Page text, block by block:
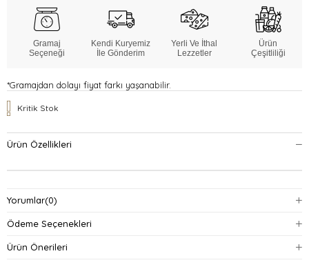
Gramaj
Seçeneği
Kendi Kuryemiz
İle Gönderim
Yerli Ve İthal
Lezzetler
Ürün
Çeşitliliği
*Gramajdan dolayı fiyat farkı yaşanabilir.
Kritik Stok
Ürün Özellikleri
Yorumlar(0)
Ödeme Seçenekleri
Ürün Önerileri